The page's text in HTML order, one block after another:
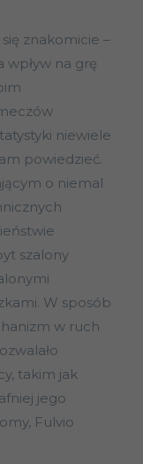
znakomicie –
wpływ na grę
niewiele
powiedzieć.
o niemal
szalony
W sposób
w ruch
takim jak
jego
Fulvio